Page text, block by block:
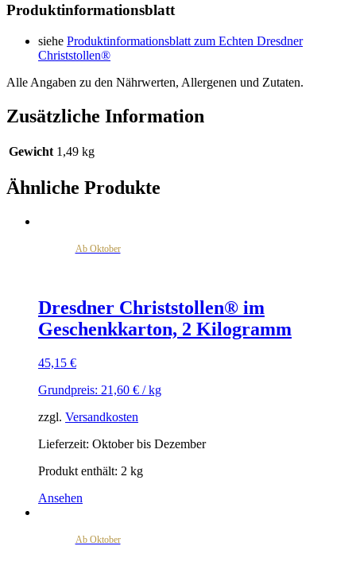
Produktinformationsblatt
siehe Produktinformationsblatt zum Echten Dresdner
Christstollen®
Alle Angaben zu den Nährwerten, Allergenen und Zutaten.
Zusätzliche Information
Gewicht 1,49 kg
Ähnliche Produkte
Ab Oktober
Dresdner Christstollen® im
Geschenkkarton, 2 Kilogramm
45,15 €
Grundpreis: 21,60 € /kg
zzgl. Versandkosten
Lieferzeit: Oktober bis Dezember
Produkt enthält: 2 kg
Ansehen
Ab Oktober